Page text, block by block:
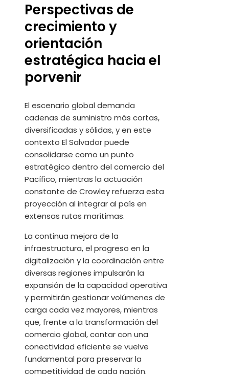
Perspectivas de
crecimiento y
orientación
estratégica hacia el
porvenir
El escenario global demanda
cadenas de suministro más cortas,
diversificadas y sólidas, y en este
contexto El Salvador puede
consolidarse como un punto
estratégico dentro del comercio del
Pacífico, mientras la actuación
constante de Crowley refuerza esta
proyección al integrar al país en
extensas rutas marítimas.
La continua mejora de la
infraestructura, el progreso en la
digitalización y la coordinación entre
diversas regiones impulsarán la
expansión de la capacidad operativa
y permitirán gestionar volúmenes de
carga cada vez mayores, mientras
que, frente a la transformación del
comercio global, contar con una
conectividad eficiente se vuelve
fundamental para preservar la
competitividad de cada nación.